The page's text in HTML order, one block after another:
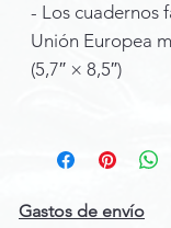
- Los cuadernos
Unión Europea
(5,7″ × 8,5″)
Gastos de envío